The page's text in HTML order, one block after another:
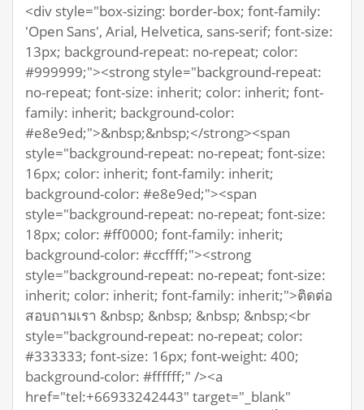
<div style="box-sizing: border-box; font-family:
'Open Sans', Arial, Helvetica, sans-serif; font-size:
13px; background-repeat: no-repeat; color:
#999999;"><strong style="background-repeat:
no-repeat; font-size: inherit; color: inherit; font-
family: inherit; background-color:
#e8e9ed;">&nbsp;&nbsp;</strong><span
style="background-repeat: no-repeat; font-size:
16px; color: inherit; font-family: inherit;
background-color: #e8e9ed;"><span
style="background-repeat: no-repeat; font-size:
18px; color: #ff0000; font-family: inherit;
background-color: #ccffff;"><strong
style="background-repeat: no-repeat; font-size:
inherit; color: inherit; font-family: inherit;">ติดต่อ
สอบถามเรา &nbsp; &nbsp; &nbsp; &nbsp;<br
style="background-repeat: no-repeat; color:
#333333; font-size: 16px; font-weight: 400;
background-color: #ffffff;" /><a
href="tel:+66933242443" target="_blank"